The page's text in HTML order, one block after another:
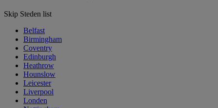
Skip Steden list
Belfast
Birmingham
Coventry
Edinburgh
Heathrow
Hounslow
Leicester
Liverpool
Londen